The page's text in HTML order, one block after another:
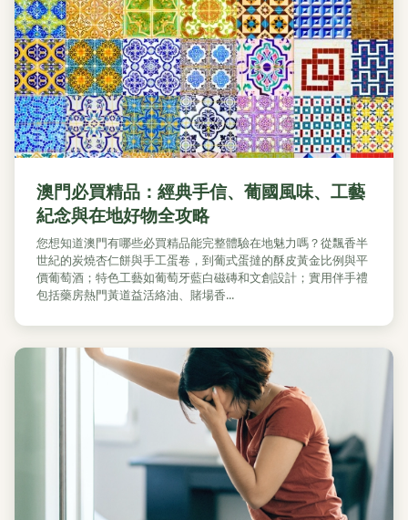
澳門必買精品：經典手信、葡國風味、工藝
紀念與在地好物全攻略
您想知道澳門有哪些必買精品能完整體驗在地魅力嗎？從飄香半
世紀的炭燒杏仁餅與手工蛋卷，到葡式蛋撻的酥皮黃金比例與平
價葡萄酒；特色工藝如葡萄牙藍白磁磚和文創設計；實用伴手禮
包括藥房熱門黃道益活絡油、賭場香...